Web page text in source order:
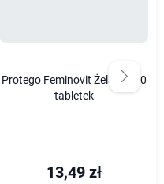
Protego Feminovit Żelazo - 30
tabletek
13,49 zł